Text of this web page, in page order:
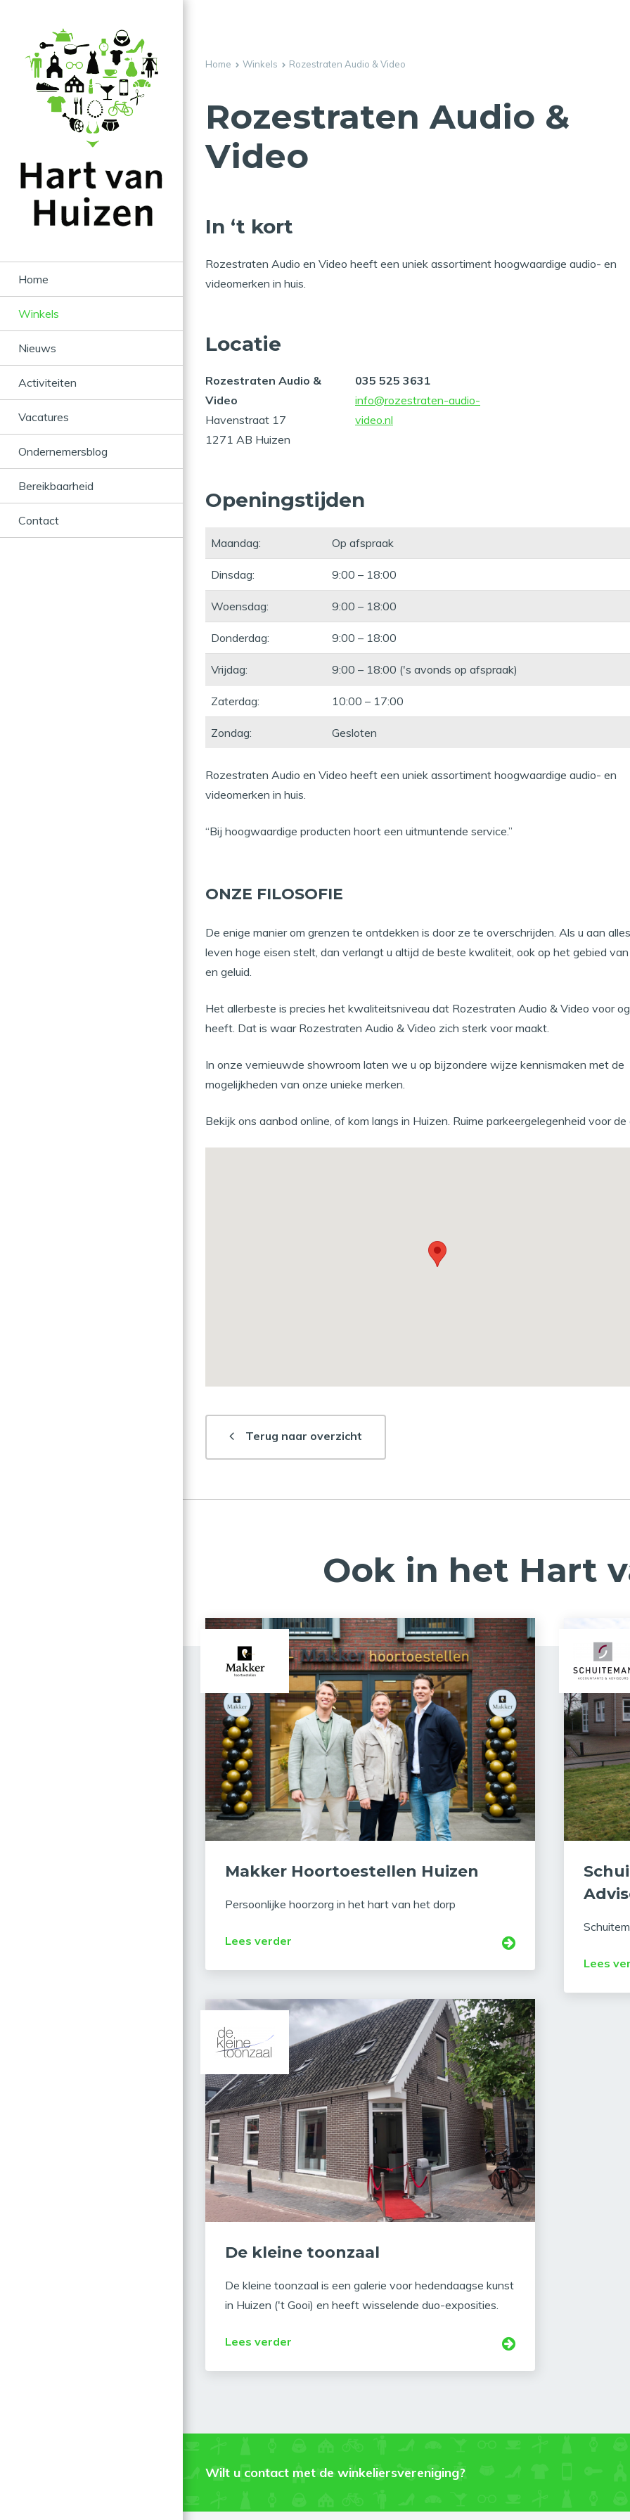
Home
Winkels
Nieuws
Activiteiten
Vacatures
Ondernemersblog
Bereikbaarheid
Contact
Home Winkels Rozestraten Audio & Video
Rozestraten Audio &
Video
In ‘t kort
Rozestraten Audio en Video heeft een uniek assortiment hoogwaardige audio- en
videomerken in huis.
Locatie
Rozestraten Audio &
Video
Havenstraat 17
1271 AB Huizen
035 525 3631
info@rozestraten-audio-
video.nl
Openingstijden
Maandag: Op afspraak
Dinsdag: 9:00 – 18:00
Woensdag: 9:00 – 18:00
Donderdag: 9:00 – 18:00
Vrijdag: 9:00 – 18:00 ('s avonds op afspraak)
Zaterdag: 10:00 – 17:00
Zondag: Gesloten
Rozestraten Audio en Video heeft een uniek assortiment hoogwaardige audio- en
videomerken in huis.
“Bij hoogwaardige producten hoort een uitmuntende service.”
ONZE FILOSOFIE
De enige manier om grenzen te ontdekken is door ze te overschrijden. Als u aan
leven hoge eisen stelt, dan verlangt u altijd de beste kwaliteit, ook op het gebied
en geluid.
Het allerbeste is precies het kwaliteitsniveau dat Rozestraten Audio & Video voor
heeft. Dat is waar Rozestraten Audio & Video zich sterk voor maakt.
In onze vernieuwde showroom laten we u op bijzondere wijze kennismaken met de
mogelijkheden van onze unieke merken.
Bekijk ons aanbod online, of kom langs in Huizen. Ruime parkeergelegenheid voor de
Terug naar overzicht
Ook in het Hart
Makker Hoortoestellen Huizen
Persoonlijke hoorzorg in het hart van het dorp
Lees verder
Lees
De kleine toonzaal
De kleine toonzaal is een galerie voor hedendaagse kunst
in Huizen ('t Gooi) en heeft wisselende duo-exposities.
Lees verder
Wilt u contact met de winkeliersvereniging?